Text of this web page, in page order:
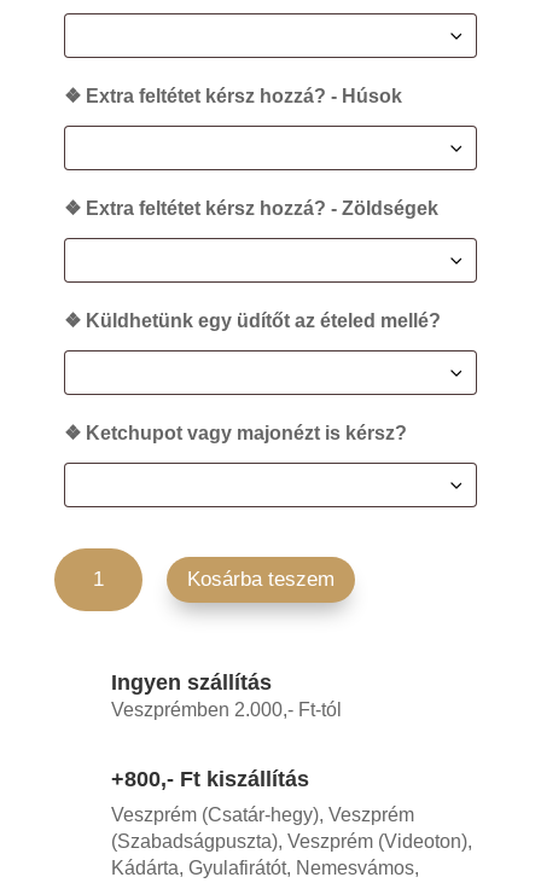
❖ Extra feltétet kérsz hozzá? - Húsok
❖ Extra feltétet kérsz hozzá? - Zöldségek
❖ Küldhetünk egy üdítőt az ételed mellé?
❖ Ketchupot vagy majonézt is kérsz?
Sonka-Gomba Pizza mennyiség
Kosárba teszem
Ingyen szállítás
Veszprémben 2.000,- Ft-tól
+800,- Ft kiszállítás
Veszprém (Csatár-hegy), Veszprém
(Szabadságpuszta), Veszprém (Videoton),
Kádárta, Gyulafirátót, Nemesvámos,